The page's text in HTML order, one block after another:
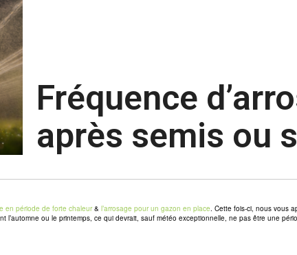
Fréquence
après semis ou
en période de forte chaleur& l’arrosage pour un gazon en place . Cette fois-ci, nous vous
l’automne ou le printemps, ce qui devrait, sauf météo exceptionnelle, ne pas être une